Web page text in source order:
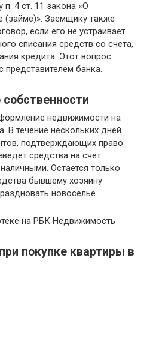
п. 4 ст. 11 закона «О
(займе)». Заемщику также
если его не устраивает
списания средств со счета,
кредита. Этот вопрос
представителем банка.
недвижимости на
В течение нескольких дней
подтверждающих право
средства на счет
Остается только
бывшему хозяину
новоселье.
на РБК Недвижимость
покупке квартиры в